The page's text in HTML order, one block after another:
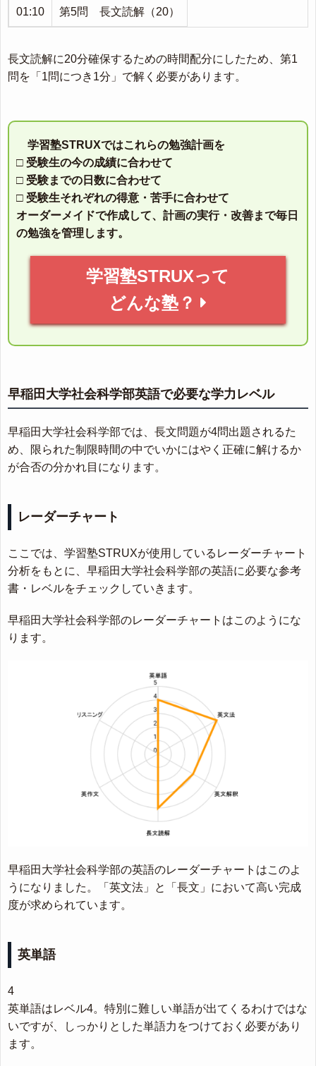
01:10 第5問 長文読解（20）
長文読解に20分確保するための時間配分にしたため、第1
問を「1問につき1分」で解く必要があります。
学習塾STRUXではこれらの勉強計画を
□ 受験生の今の成績に合わせて
□ 受験までの日数に合わせて
□ 受験生それぞれの得意・苦手に合わせて
オーダーメイドで作成して、計画の実行・改善まで毎日
の勉強を管理します。
学習塾STRUXって
どんな塾？
早稲田大学社会科学部英語で必要な学力レベル
早稲田大学社会科学部では、長文問題が4問出題されるた
め、限られた制限時間の中でいかにはやく正確に解けるか
が合否の分かれ目になります。
レーダーチャート
ここでは、学習塾STRUXが使用しているレーダーチャート
分析をもとに、早稲田大学社会科学部の英語に必要な参考
書・レベルをチェックしていきます。
早稲田大学社会科学部のレーダーチャートはこのようにな
ります。
早稲田大学社会科学部の英語のレーダーチャートはこのよ
うになりました。「英文法」と「長文」において高い完成
度が求められています。
英単語
4
英単語はレベル4。特別に難しい単語が出てくるわけではな
いですが、しっかりとした単語力をつけておく必要があり
ます。